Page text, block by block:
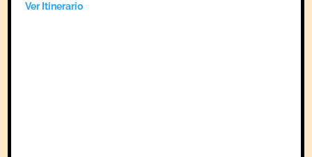
Ver Itinerario